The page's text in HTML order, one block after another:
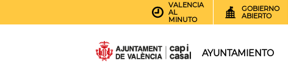
VALENCIA
AL
MINUTO
GOBIERNO
ABIERTO
AYUNTAMIENTO